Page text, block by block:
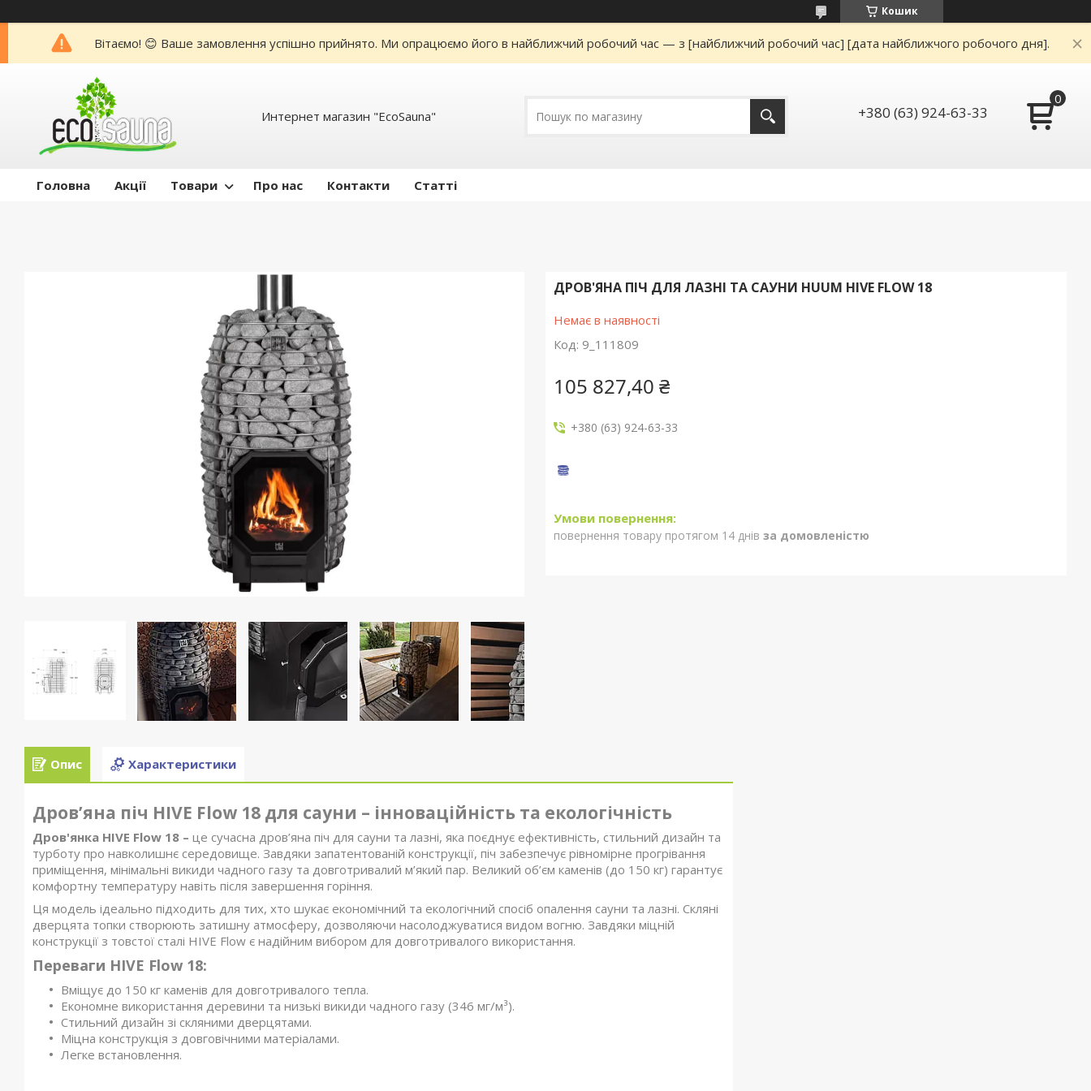
Кошик
Вітаємо! 😊 Ваше замовлення успішно прийнято. Ми опрацюємо його в найближчий робочий час — з [найближчий робочий час] [дата найближчого робочого дня].
Интернет магазин "EcoSauna" +380 (63) 924-63-33
Головна Акції Товари Про нас Контакти Статті
ДРОВ'ЯНА ПІЧ ДЛЯ ЛАЗНІ ТА САУНИ HUUM HIVE FLOW 18
Немає в наявності
Код: 9_111809
105 827,40 ₴
+380 (63) 924-63-33
повернення товару протягом 14 днів за домовленістю
Опис Характеристики
Дров’яна піч HIVE Flow 18 для сауни – інноваційність та екологічність
Дров'янка HIVE Flow 18 – це сучасна дров’яна піч для сауни та лазні, яка поєднує ефективність, стильний дизайн та
турботу про навколишнє середовище. Завдяки запатентованій конструкції, піч забезпечує рівномірне прогрівання
приміщення, мінімальні викиди чадного газу та довготривалий м’який пар. Великий об’єм каменів (до 150 кг) гарантує
комфортну температуру навіть після завершення горіння.
Ця модель ідеально підходить для тих, хто шукає економічний та екологічний спосіб опалення сауни та лазні. Скляні
дверцята топки створюють затишну атмосферу, дозволяючи насолоджуватися видом вогню. Завдяки міцній
конструкції з товстої сталі HIVE Flow є надійним вибором для довготривалого використання.
Переваги HIVE Flow 18:
Вміщує до 150 кг каменів для довготривалого тепла.
Економне використання деревини та низькі викиди чадного газу (346 мг/м³).
Стильний дизайн зі скляними дверцятами.
Міцна конструкція з довговічними матеріалами.
Легке встановлення.